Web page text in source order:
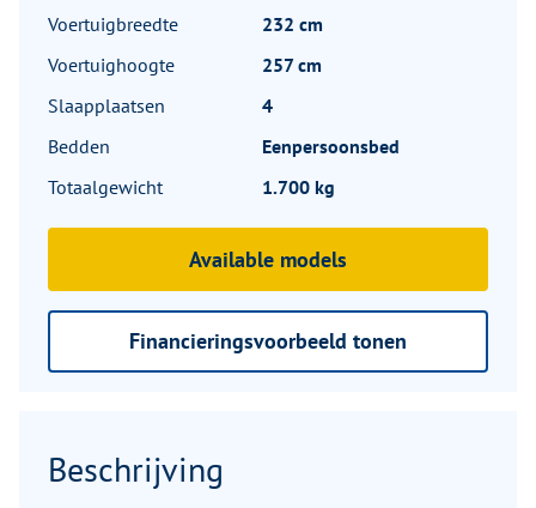
Voertuigbreedte
232 cm
Voertuighoogte
257 cm
Slaapplaatsen
4
Bedden
Eenpersoonsbed
Totaalgewicht
1.700 kg
Available models
Financieringsvoorbeeld tonen
Beschrijving